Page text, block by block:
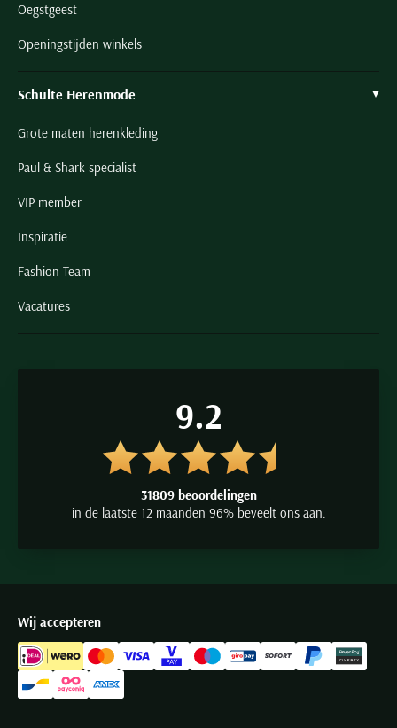
Oegstgeest
Openingstijden winkels
Schulte Herenmode
Grote maten herenkleding
Paul & Shark specialist
VIP member
Inspiratie
Fashion Team
Vacatures
9.2
31809 beoordelingen
in de laatste 12 maanden 96% beveelt ons aan.
Wij accepteren